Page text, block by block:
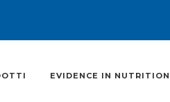
EVIDENCE IN NUTRITION